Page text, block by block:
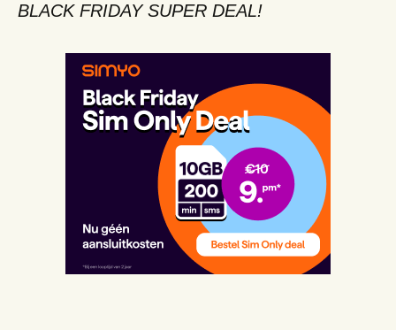
BLACK FRIDAY SUPER DEAL!